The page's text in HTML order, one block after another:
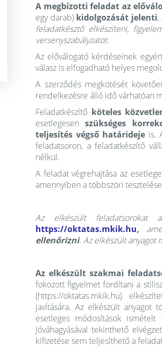
A megbízotti feladat az
egy darab) kidolgozását jelenti,
feladatkésztő elkészíteni,
versenyszabályzatot.
Az előválogató kérdéseinek
válasz is elfogadható helyes
A szerződés megkötését
rendelkezésre álló idő várhatóan
Feladatkészítő köteles
esetlegesenszükséges
teljesítés végső határideje is.
feladatsoron, a feladatkészítő
nélkül.
A feladat végrehajtása az
amennyiben a többszöri
Az elkészült
https://oktatas.mkik.hu,
ellenőrizni. Az elkészült anyagot
Az elkészült szakmai
fokozott figyelmet fordítani a
(https://oktatas.mkik.hu)
javítására. Az elkészült anyagot
esetleges módosítások
jóváhagyásával tekinthető
kifizetése sem teljesíthető a